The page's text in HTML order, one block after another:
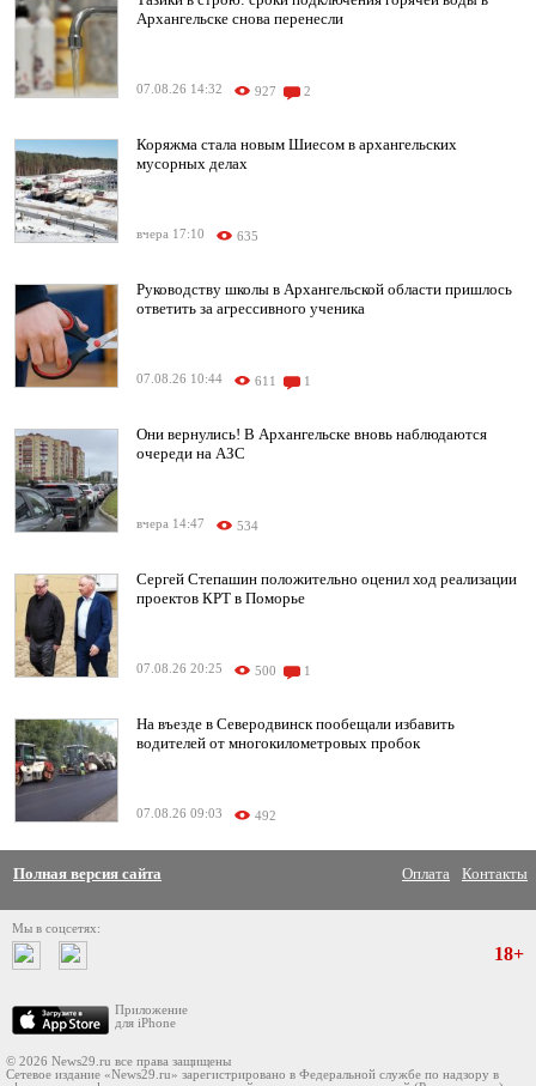
Архангельске снова перенесли
07.08.26 14:32 927 2
Коряжма стала новым Шиесом в архангельских
мусорных делах
вчера 17:10 635
Руководству школы в Архангельской области пришлось
ответить за агрессивного ученика
07.08.26 10:44 611 1
Они вернулись! В Архангельске вновь наблюдаются
очереди на АЗС
вчера 14:47 534
Сергей Степашин положительно оценил ход реализации
проектов КРТ в Поморье
07.08.26 20:25 500 1
На въезде в Северодвинск пообещали избавить
водителей от многокилометровых пробок
07.08.26 09:03 492
Полная версия сайта Оплата Контакты
Мы в соцсетях:
Приложение
для iPhone
18+
© 2026 News29.ru все права защищены
Сетевое издание «News29.ru» зарегистрировано в Федеральной службе по надзору в